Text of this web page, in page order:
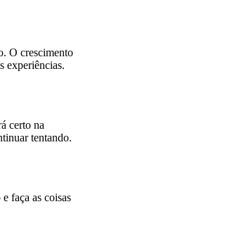
O crescimento
experiências.
certo na
tentando.
faça as coisas